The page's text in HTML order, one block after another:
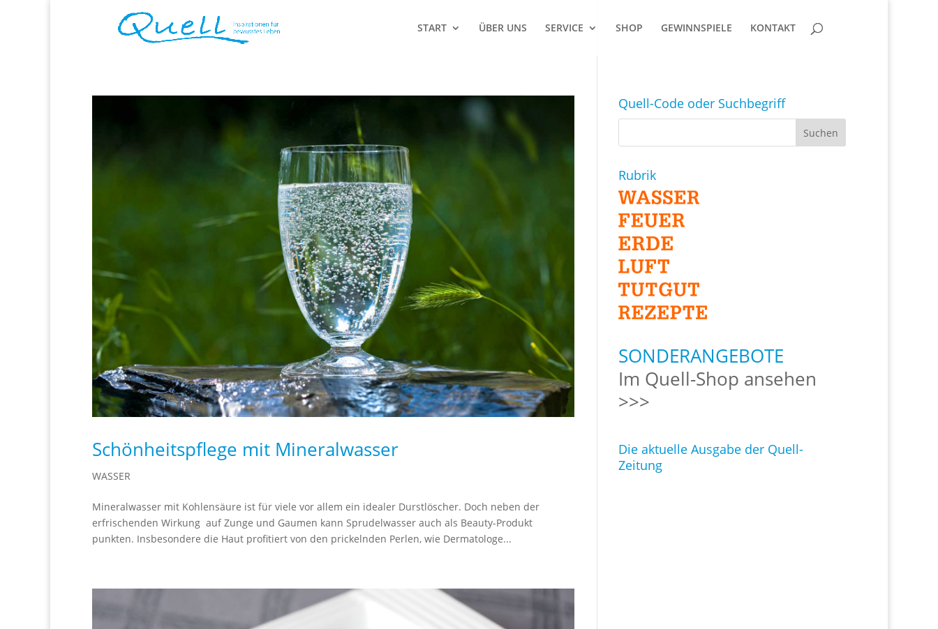
START ÜBER UNS SERVICE SHOP GEWINNSPIELE KONTAKT
Schönheitspflege mit Mineralwasser
WASSER
Mineralwasser mit Kohlensäure ist für viele vor allem ein idealer Durstlöscher. Doch neben der
erfrischenden Wirkung auf Zunge und Gaumen kann Sprudelwasser auch als Beauty-Produkt
punkten. Insbesondere die Haut profitiert von den prickelnden Perlen, wie Dermatologe...
Quell-Code oder Suchbegriff
Rubrik
SONDERANGEBOTE
Im Quell-Shop ansehen
>>>
Die aktuelle Ausgabe der Quell-
Zeitung